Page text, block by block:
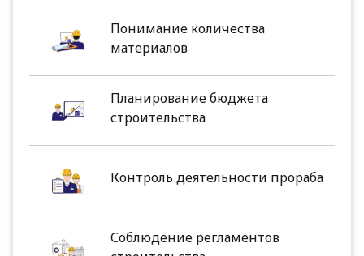
Понимание количества
материалов
Планирование бюджета
строительства
Контроль деятельности прораба
Соблюдение регламентов